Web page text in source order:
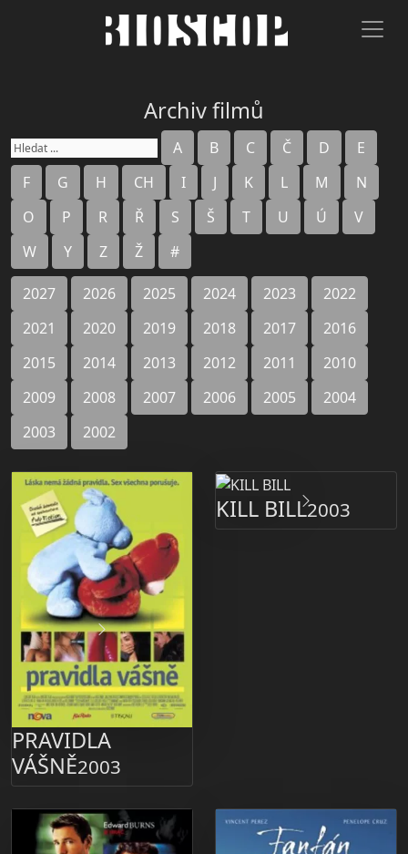
Archiv filmů
A B C Č D
E
F
G H CH I J K L M
N
O
P R Ř S Š T U Ú
V
W
Y Z Ž #
2027 2026 2025 2024 2023
2022
2021
2020 2019 2018 2017
2016
2015
2014 2013 2012 2011
2010
2009
2008 2007 2006 2005
2004
2003
2002
PRAVIDLA
VÁŠNĚ2003
KILL BILL2003